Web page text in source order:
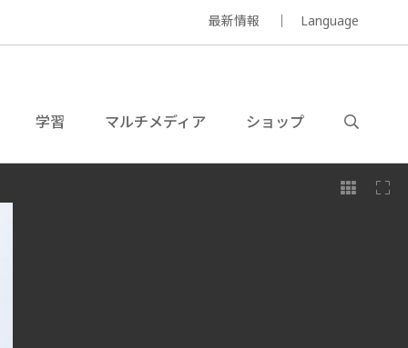
最新情報 Language
学習 マルチメディア ショップ